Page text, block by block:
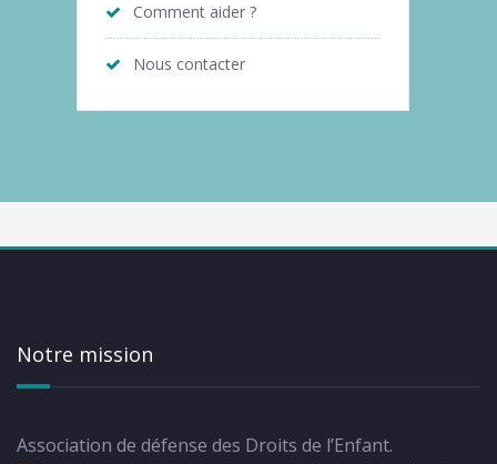
Comment aider ?
Nous contacter
Notre mission
Association de défense des Droits de l’Enfant.